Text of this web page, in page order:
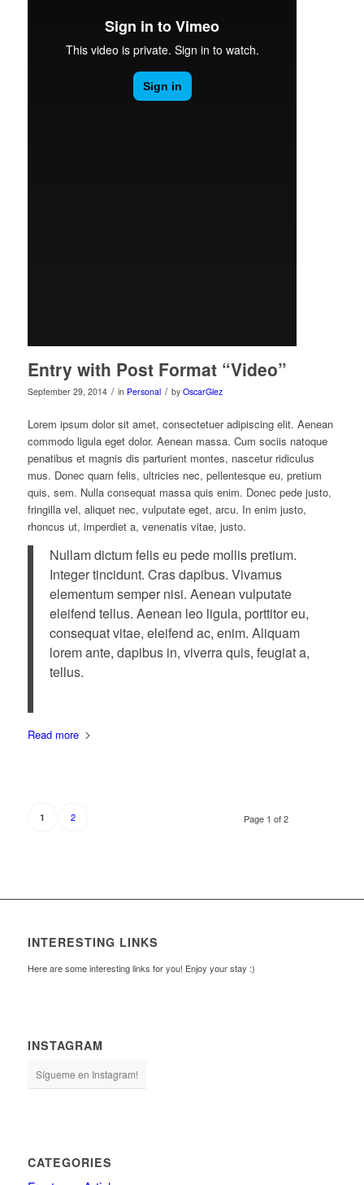
Entry with Post Format “Video”
September 29, 2014 / in Personal / by OscarGlez
Lorem ipsum dolor sit amet, consectetuer adipiscing elit. Aenean
commodo ligula eget dolor. Aenean massa. Cum sociis natoque
penatibus et magnis dis parturient montes, nascetur ridiculus
mus. Donec quam felis, ultricies nec, pellentesque eu, pretium
quis, sem. Nulla consequat massa quis enim. Donec pede justo,
fringilla vel, aliquet nec, vulputate eget, arcu. In enim justo,
rhoncus ut, imperdiet a, venenatis vitae, justo.
Nullam dictum felis eu pede mollis pretium.
Integer tincidunt. Cras dapibus. Vivamus
elementum semper nisi. Aenean vulputate
eleifend tellus. Aenean leo ligula, porttitor eu,
consequat vitae, eleifend ac, enim. Aliquam
lorem ante, dapibus in, viverra quis, feugiat a,
tellus.
Read more
Page 1 of 2
1 2
INTERESTING LINKS
Here are some interesting links for you! Enjoy your stay :)
INSTAGRAM
Sígueme en Instagram!
CATEGORIES